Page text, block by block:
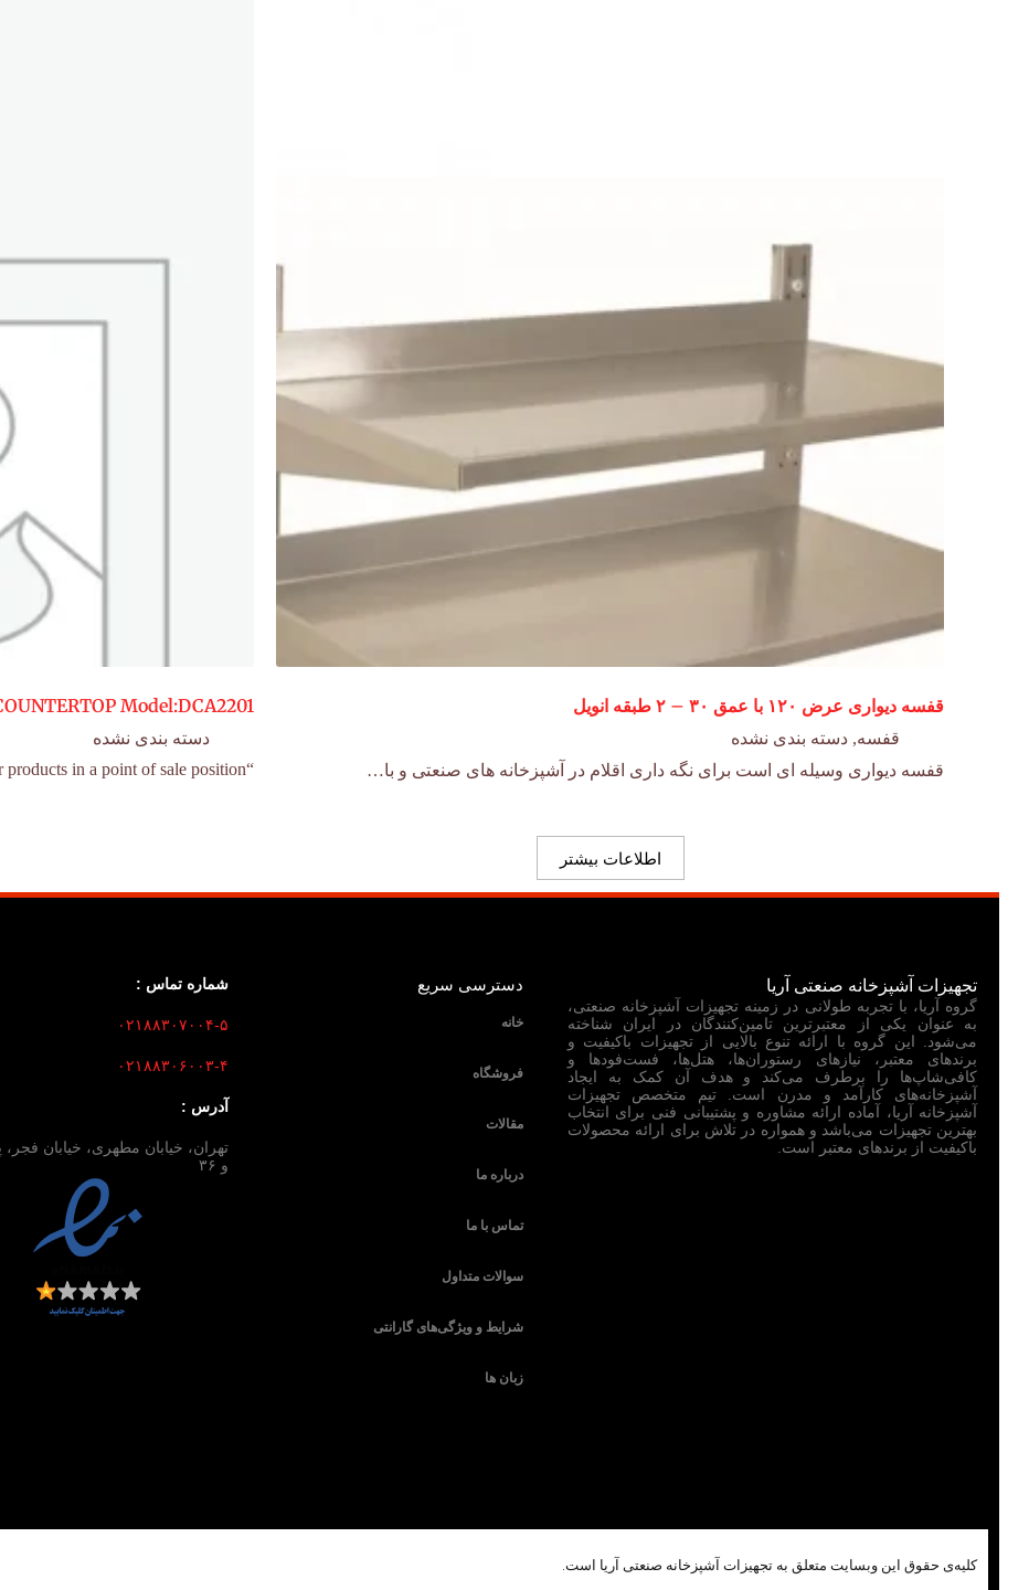
قفسه دیواری عرض ۱۲۰ با عمق ۳۰ – ۲ طبقه انویل
قفسه, دسته بندی نشده
قفسه دیواری وسیله ای است برای نگه داری اقلام در آشپزخانه های صنعتی و با…
اطلاعات بیشتر
Model:DCA2201
دسته بندی نشده
“Anvil’s Display Units are perfect to enhance your products in a point of sale position.…
تجهیزات آشپزخانه صنعتی آریا
گروه آریا، با تجربه طولانی در زمینه تجهیزات آشپزخانه صنعتی،
به عنوان یکی از معتبرترین تامین‌کنندگان در ایران شناخته
می‌شود. این گروه با ارائه تنوع بالایی از تجهیزات باکیفیت و
برندهای معتبر، نیازهای رستوران‌ها، هتل‌ها، فست‌فودها و
کافی‌شاپ‌ها را برطرف می‌کند و هدف آن کمک به ایجاد
آشپزخانه‌های کارآمد و مدرن است. تیم متخصص تجهیزات
آشپزخانه آریا، آماده ارائه مشاوره و پشتیبانی فنی برای انتخاب
بهترین تجهیزات می‌باشد و همواره در تلاش برای ارائه محصولات
باکیفیت از برندهای معتبر است.
دسترسی سریع
خانه
فروشگاه
مقالات
درباره ما
تماس با ما
سوالات متداول
شرایط و ویژگی‌های گارانتی
زبان ها
شماره تماس :
۰۲۱۸۸۳۰۷۰۰۴-۵
۰۲۱۸۸۳۰۶۰۰۳-۴
آدرس :
و ۳۶
کلیه‌ی حقوق این وبسایت متعلق به تجهیزات آشپزخانه صنعتی آریا است.